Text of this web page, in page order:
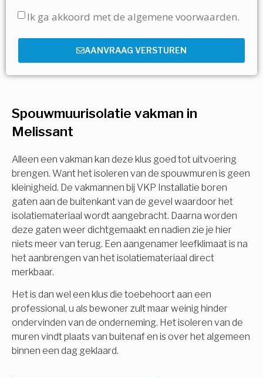
Spouwmuurisolatie vakman in
Melissant
Alleen een vakman kan deze klus goed tot uitvoering
brengen. Want het isoleren van de spouwmuren is geen
kleinigheid. De vakmannen bij VKP Installatie boren
gaten aan de buitenkant van de gevel waardoor het
isolatiemateriaal wordt aangebracht. Daarna worden
deze gaten weer dichtgemaakt en nadien zie je hier
niets meer van terug. Een aangenamer leefklimaat is na
het aanbrengen van het isolatiemateriaal direct
merkbaar.
Het is dan wel een klus die toebehoort aan een
professional, u als bewoner zult maar weinig hinder
ondervinden van de onderneming. Het isoleren van de
muren vindt plaats van buitenaf en is over het algemeen
binnen een dag geklaard.
Ik ga akkoord met de algemene voorwaarden.
AANVRAAG VERSTUREN